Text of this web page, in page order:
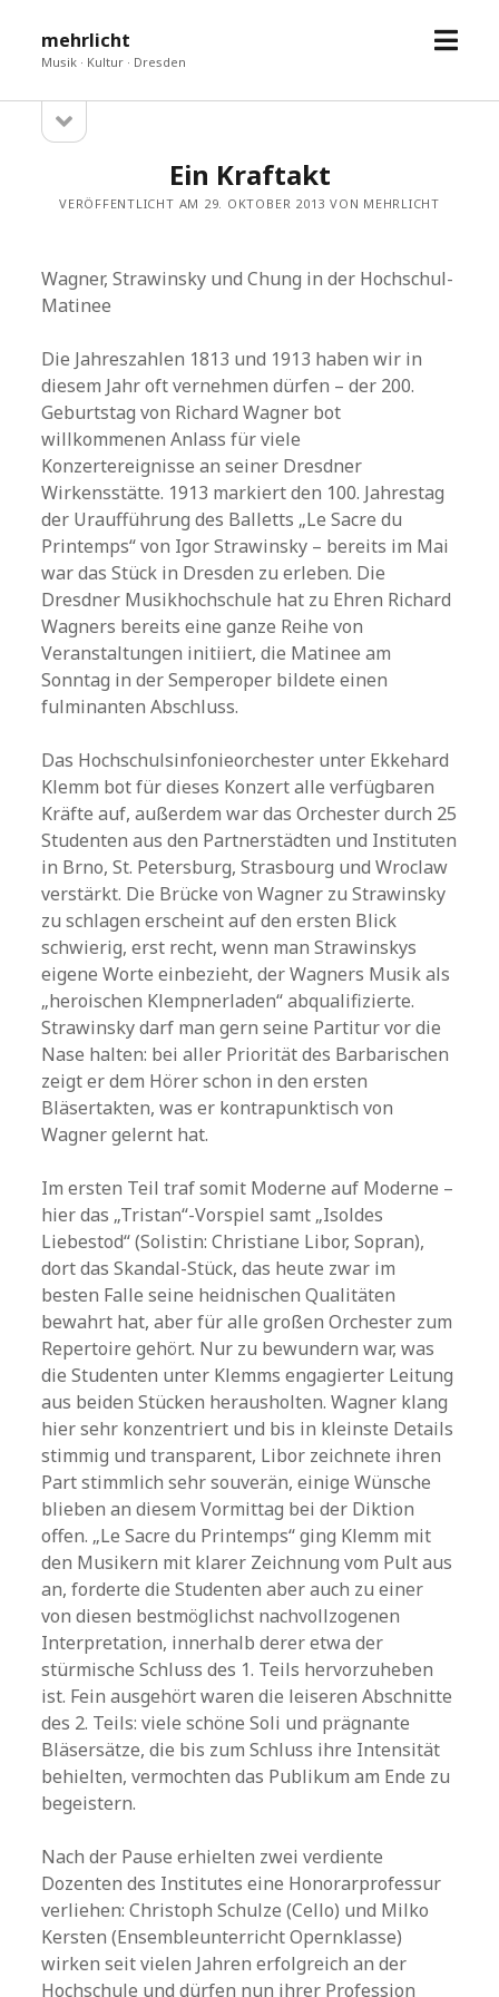
mehrlicht
Musik · Kultur · Dresden
Menü
Sidebar
öffnen
Ein Kraftakt
VERÖFFENTLICHT AM 29. OKTOBER 2013 VON MEHRLICHT
Wagner, Strawinsky und Chung in der Hochschul-
Matinee
Die Jahreszahlen 1813 und 1913 haben wir in
diesem Jahr oft vernehmen dürfen – der 200.
Geburtstag von Richard Wagner bot
willkommenen Anlass für viele
Konzertereignisse an seiner Dresdner
Wirkensstätte. 1913 markiert den 100. Jahrestag
der Uraufführung des Balletts „Le Sacre du
Printemps“ von Igor Strawinsky – bereits im Mai
war das Stück in Dresden zu erleben. Die
Dresdner Musikhochschule hat zu Ehren Richard
Wagners bereits eine ganze Reihe von
Veranstaltungen initiiert, die Matinee am
Sonntag in der Semperoper bildete einen
fulminanten Abschluss.
Das Hochschulsinfonieorchester unter Ekkehard
Klemm bot für dieses Konzert alle verfügbaren
Kräfte auf, außerdem war das Orchester durch 25
Studenten aus den Partnerstädten und Instituten
in Brno, St. Petersburg, Strasbourg und Wroclaw
verstärkt. Die Brücke von Wagner zu Strawinsky
zu schlagen erscheint auf den ersten Blick
schwierig, erst recht, wenn man Strawinskys
eigene Worte einbezieht, der Wagners Musik als
„heroischen Klempnerladen“ abqualifizierte.
Strawinsky darf man gern seine Partitur vor die
Nase halten: bei aller Priorität des Barbarischen
zeigt er dem Hörer schon in den ersten
Bläsertakten, was er kontrapunktisch von
Wagner gelernt hat.
Im ersten Teil traf somit Moderne auf Moderne –
hier das „Tristan“-Vorspiel samt „Isoldes
Liebestod“ (Solistin: Christiane Libor, Sopran),
dort das Skandal-Stück, das heute zwar im
besten Falle seine heidnischen Qualitäten
bewahrt hat, aber für alle großen Orchester zum
Repertoire gehört. Nur zu bewundern war, was
die Studenten unter Klemms engagierter Leitung
aus beiden Stücken herausholten. Wagner klang
hier sehr konzentriert und bis in kleinste Details
stimmig und transparent, Libor zeichnete ihren
Part stimmlich sehr souverän, einige Wünsche
blieben an diesem Vormittag bei der Diktion
offen. „Le Sacre du Printemps“ ging Klemm mit
den Musikern mit klarer Zeichnung vom Pult aus
an, forderte die Studenten aber auch zu einer
von diesen bestmöglichst nachvollzogenen
Interpretation, innerhalb derer etwa der
stürmische Schluss des 1. Teils hervorzuheben
ist. Fein ausgehört waren die leiseren Abschnitte
des 2. Teils: viele schöne Soli und prägnante
Bläsersätze, die bis zum Schluss ihre Intensität
behielten, vermochten das Publikum am Ende zu
begeistern.
Nach der Pause erhielten zwei verdiente
Dozenten des Institutes eine Honorarprofessur
verliehen: Christoph Schulze (Cello) und Milko
Kersten (Ensembleunterricht Opernklasse)
wirken seit vielen Jahren erfolgreich an der
Hochschule und dürfen nun ihrer Profession